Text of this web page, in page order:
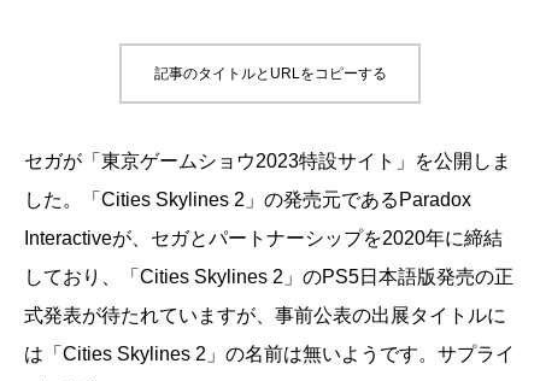
記事のタイトルとURLをコピーする
セガが「東京ゲームショウ2023特設サイト」を公開しま
した。「Cities Skylines 2」の発売元であるParadox
Interactiveが、セガとパートナーシップを2020年に締結
しており、「Cities Skylines 2」のPS5日本語版発売の正
式発表が待たれていますが、事前公表の出展タイトルに
は「Cities Skylines 2」の名前は無いようです。サプライ